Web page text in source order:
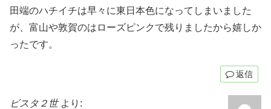
田端のハチイチは早々に東日本色になってしまいました
が、富山や敦賀のはローズピンクで残りましたから嬉しか
ったです。
返信
ビスタ２世 より: